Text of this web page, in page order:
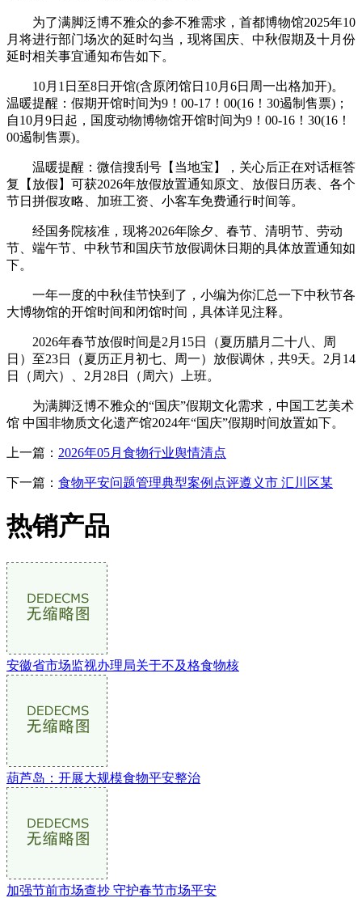
为了满脚泛博不雅众的参不雅需求，首都博物馆2025年10
月将进行部门场次的延时勾当，现将国庆、中秋假期及十月份
延时相关事宜通知布告如下。
10月1日至8日开馆(含原闭馆日10月6日周一出格加开)。
温暖提醒：假期开馆时间为9！00-17！00(16！30遏制售票)；
自10月9日起，国度动物博物馆开馆时间为9！00-16！30(16！
00遏制售票)。
温暖提醒：微信搜刮号【当地宝】，关心后正在对话框答
复【放假】可获2026年放假放置通知原文、放假日历表、各个
节日拼假攻略、加班工资、小客车免费通行时间等。
经国务院核准，现将2026年除夕、春节、清明节、劳动
节、端午节、中秋节和国庆节放假调休日期的具体放置通知如
下。
一年一度的中秋佳节快到了，小编为你汇总一下中秋节各
大博物馆的开馆时间和闭馆时间，具体详见注释。
2026年春节放假时间是2月15日（夏历腊月二十八、周
日）至23日（夏历正月初七、周一）放假调休，共9天。2月14
日（周六）、2月28日（周六）上班。
为满脚泛博不雅众的“国庆”假期文化需求，中国工艺美术
馆 中国非物质文化遗产馆2024年“国庆”假期时间放置如下。
上一篇： 2026年05月食物行业舆情清点
下一篇： 食物平安问题管理典型案例点评遵义市 汇川区某
热销产品
安徽省市场监视办理局关于不及格食物核
葫芦岛：开展大规模食物平安整治
加强节前市场查抄 守护春节市场平安